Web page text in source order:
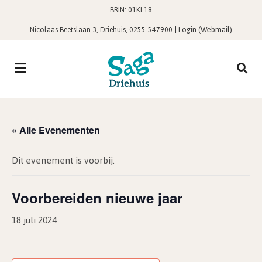
BRIN: 01KL18
Nicolaas Beetslaan 3, Driehuis, 0255-547900 |Login (Webmail)
« Alle Evenementen
Dit evenement is voorbij.
Voorbereiden nieuwe jaar
18 juli 2024